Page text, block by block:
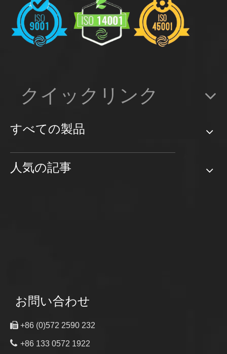
クイックリンク
すべての製品
人気の記事
お問い合わせ
 +86 (0)572 2590 232
 +86 133 0572 1922